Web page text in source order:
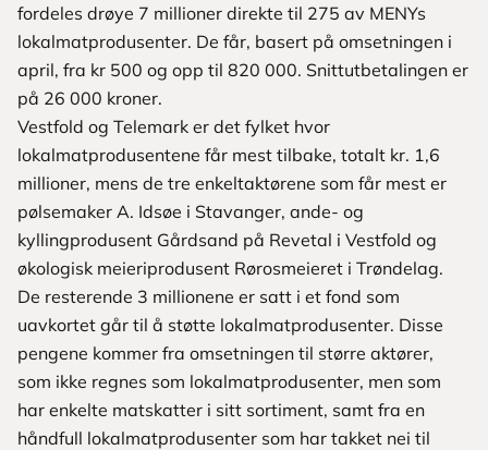
fordeles drøye 7 millioner direkte til 275 av MENYs
lokalmatprodusenter. De får, basert på omsetningen i
april, fra kr 500 og opp til 820 000. Snittutbetalingen er
på 26 000 kroner.
Vestfold og Telemark er det fylket hvor
lokalmatprodusentene får mest tilbake, totalt kr. 1,6
millioner, mens de tre enkeltaktørene som får mest er
pølsemaker A. Idsøe i Stavanger, ande- og
kyllingprodusent Gårdsand på Revetal i Vestfold og
økologisk meieriprodusent Rørosmeieret i Trøndelag.
De resterende 3 millionene er satt i et fond som
uavkortet går til å støtte lokalmatprodusenter. Disse
pengene kommer fra omsetningen til større aktører,
som ikke regnes som lokalmatprodusenter, men som
har enkelte matskatter i sitt sortiment, samt fra en
håndfull lokalmatprodusenter som har takket nei til